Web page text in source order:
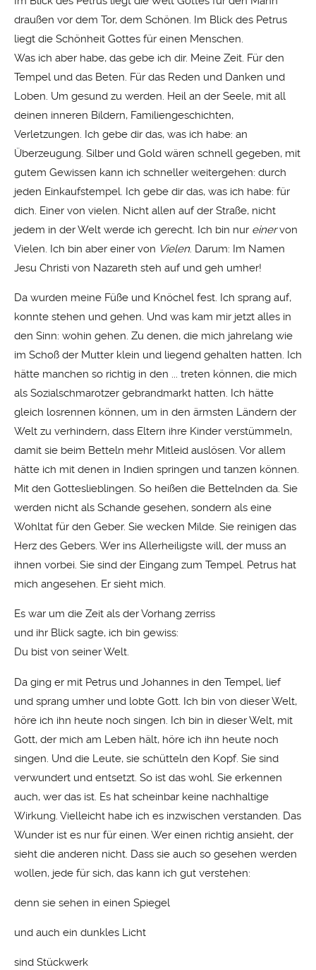
draußen vor dem Tor, dem Schönen. Im Blick des Petrus
liegt die Schönheit Gottes für einen Menschen.
Was ich aber habe, das gebe ich dir. Meine Zeit. Für den
Tempel und das Beten. Für das Reden und Danken und
Loben. Um gesund zu werden. Heil an der Seele, mit all
deinen inneren Bildern, Familiengeschichten,
Verletzungen. Ich gebe dir das, was ich habe: an
Überzeugung. Silber und Gold wären schnell gegeben, mit
gutem Gewissen kann ich schneller weitergehen: durch
jeden Einkaufstempel. Ich gebe dir das, was ich habe: für
dich. Einer von vielen. Nicht allen auf der Straße, nicht
jedem in der Welt werde ich gerecht. Ich bin nur einervon
Vielen. Ich bin aber einer von Vielen. Darum: Im Namen
Jesu Christi von Nazareth steh auf und geh umher!
Da wurden meine Füße und Knöchel fest. Ich sprang auf,
konnte stehen und gehen. Und was kam mir jetzt alles in
den Sinn: wohin gehen. Zu denen, die mich jahrelang wie
im Schoß der Mutter klein und liegend gehalten hatten. Ich
hätte manchen so richtig in den ... treten können, die mich
als Sozialschmarotzer gebrandmarkt hatten. Ich hätte
gleich losrennen können, um in den ärmsten Ländern der
Welt zu verhindern, dass Eltern ihre Kinder verstümmeln,
damit sie beim Betteln mehr Mitleid auslösen. Vor allem
hätte ich mit denen in Indien springen und tanzen können.
Mit den Gotteslieblingen. So heißen die Bettelnden da. Sie
werden nicht als Schande gesehen, sondern als eine
Wohltat für den Geber. Sie wecken Milde. Sie reinigen das
Herz des Gebers. Wer ins Allerheiligste will, der muss an
ihnen vorbei. Sie sind der Eingang zum Tempel. Petrus hat
mich angesehen. Er sieht mich.
Es war um die Zeit als der Vorhang zerriss
und ihr Blick sagte, ich bin gewiss:
Du bist von seiner Welt.
Da ging er mit Petrus und Johannes in den Tempel, lief
und sprang umher und lobte Gott. Ich bin von dieser Welt,
höre ich ihn heute noch singen. Ich bin in dieser Welt, mit
Gott, der mich am Leben hält, höre ich ihn heute noch
singen. Und die Leute, sie schütteln den Kopf. Sie sind
verwundert und entsetzt. So ist das wohl. Sie erkennen
auch, wer das ist. Es hat scheinbar keine nachhaltige
Wirkung. Vielleicht habe ich es inzwischen verstanden. Das
Wunder ist es nur für einen. Wer einen richtig ansieht, der
sieht die anderen nicht. Dass sie auch so gesehen werden
wollen, jede für sich, das kann ich gut verstehen:
denn sie sehen in einen Spiegel
und auch ein dunkles Licht
sind Stückwerk